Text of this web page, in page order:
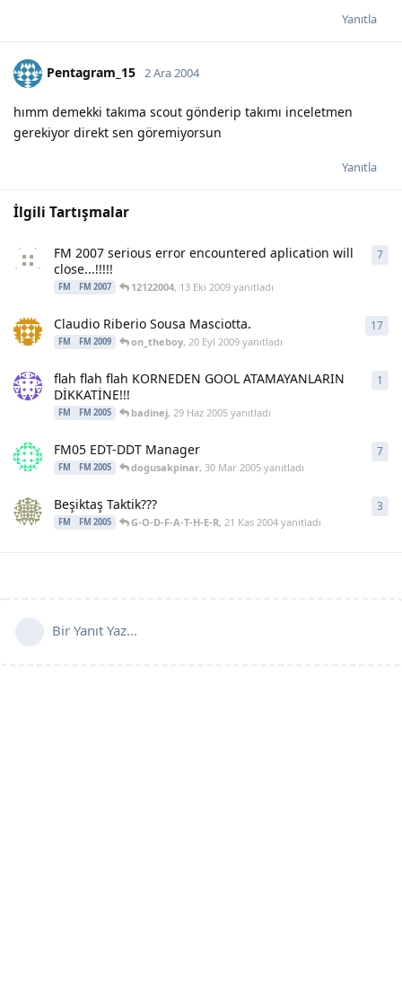
Yanıtla
Pentagram_15 2 Ara 2004
hımm demekki takıma scout gönderip takımı inceletmen
gerekiyor direkt sen göremiyorsun
Yanıtla
İlgili Tartışmalar
FM 2007 serious error encountered aplication will
close...!!!!!
FM FM 2007 12122004, 13 Eki 2009yanıtladı
7
Claudio Riberio Sousa Masciotta.
FM FM 2009 on_theboy, 20 Eyl 2009yanıtladı
17
flah flah flah KORNEDEN GOOL ATAMAYANLARIN
DİKKATİNE!!!
FM FM 2005 badinej, 29 Haz 2005yanıtladı
1
FM05 EDT-DDT Manager
FM FM 2005 dogusakpinar, 30 Mar 2005yanıtladı
7
Beşiktaş Taktik???
FM FM 2005 G-O-D-F-A-T-H-E-R, 21 Kas 2004yanıtladı
3
Bir Yanıt Yaz...